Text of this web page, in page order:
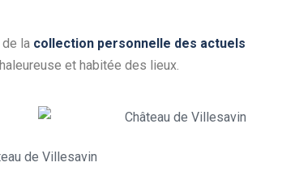
la collection personnelle des actuels
et habitée des lieux.